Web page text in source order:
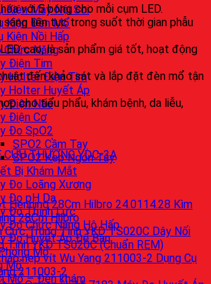
Kiện Máy Nội Soi
Kiện Đèn Mổ
Kiện Nồi Hấp
Chức Năng
Điện Tim
Holter Điện Tim
Holter Huyết Áp
Điện Não
Điện Cơ
Đo SpO2
SPO2 Cầm Tay
SPO2 Kẹp Ngón Tay
Bị Khám Mắt
Đo Loãng Xương
Đo pH Da
Đo Thính Lực
Đo Chức Năng Hô Hấp
Đo Huyết Áp Để Bàn
Mổ
Mổ
Mổ – Đèn khám
với 5 bóng cho mỗi cụm LED.
sáng liên tục trong suốt thời gian phẫu
cao, là sản phẩm giá tốt, hoạt động
đến khảo sát và lắp đặt đèn mổ tận
cho tiểu phẩu, khám bệnh, da liễu,
Kìm
28Cm Hilbro
Dây Nối
Tính YKD TS020C (Chuẩn REM)
Dụng Cụ
211003-2